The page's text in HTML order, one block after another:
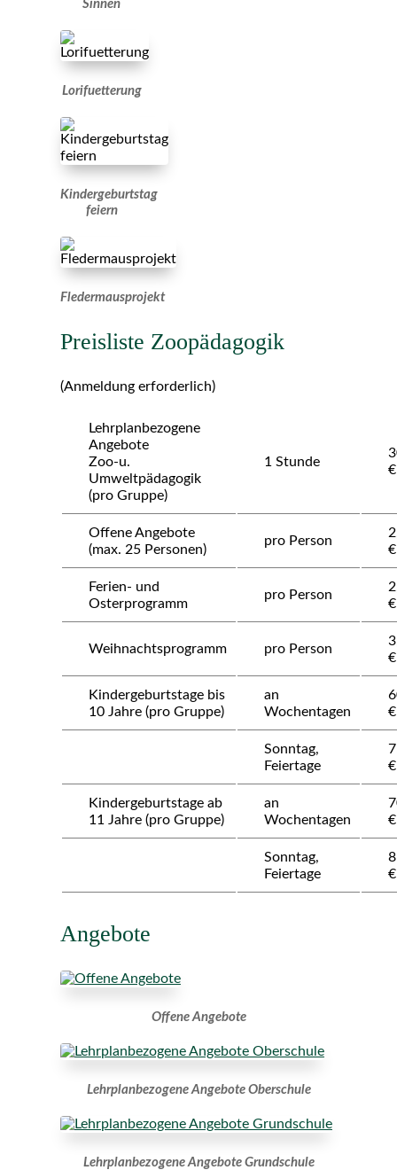
Sinnen
Lorifuetterung
Kindergeburtstag
feiern
Fledermausprojekt
Preisliste Zoopädagogik
(Anmeldung erforderlich)
Lehrplanbezogene
Angebote
Zoo-u.
Umweltpädagogik
(pro Gruppe)
1 Stunde
€
Offene Angebote
(max. 25 Personen)
pro Person
€
Ferien- und
Osterprogramm
pro Person
€
Weihnachtsprogramm pro Person
€
Kindergeburtstage bis
10 Jahre (pro Gruppe)
an
Wochentagen
€
Sonntag,
Feiertage
€
Kindergeburtstage ab
11 Jahre (pro Gruppe)
an
Wochentagen
€
Sonntag,
Feiertage
€
Angebote
Offene Angebote
Lehrplanbezogene Angebote Oberschule
Lehrplanbezogene Angebote Grundschule